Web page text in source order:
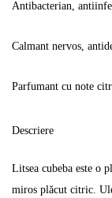
Antibacterian,
Calmant nervos,
Parfumant cu note
Descriere
Litsea cubeba este o
miros plăcut citric.